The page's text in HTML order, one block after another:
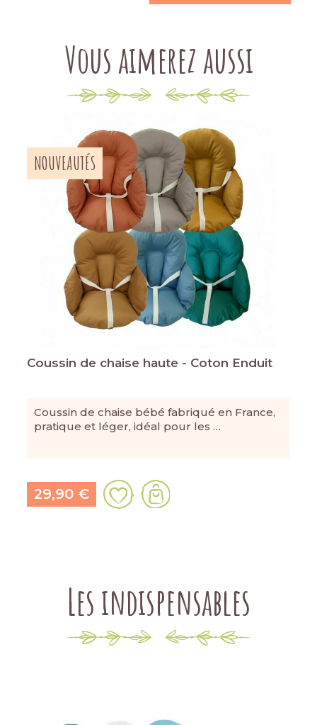
Vous aimerez aussi
NOUVEAUTÉS
Coussin de chaise haute - Coton Enduit
Coussin de chaise bébé fabriqué en France,
pratique et léger, idéal pour les …
29,90 €
Les indispensables